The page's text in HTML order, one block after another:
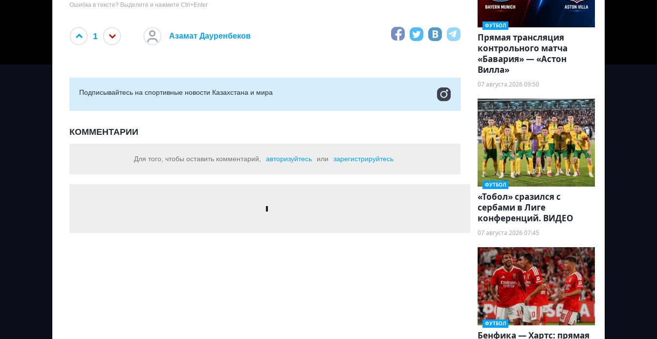
Ошибка в тексте? Выделите и нажмите Ctrl+Enter
1 Азамат Дауренбеков
Подписывайтесь на cпортивные новости Казахстана и мира
КОММЕНТАРИИ
Для того, чтобы оставить комментарий, авторизуйтесь или зарегистрируйтесь
ФУТБОЛ
Прямая трансляция
контрольного матча
«Бавария» — «Астон
Вилла»
07 августа 2026 09:50
ФУТБОЛ
«Тобол» сразился с
сербами в Лиге
конференций. ВИДЕО
07 августа 2026 07:45
ФУТБОЛ
Бенфика — Хартс: прямая